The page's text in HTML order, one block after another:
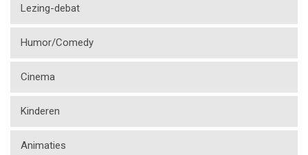
Lezing-debat
Humor/Comedy
Cinema
Kinderen
Animaties